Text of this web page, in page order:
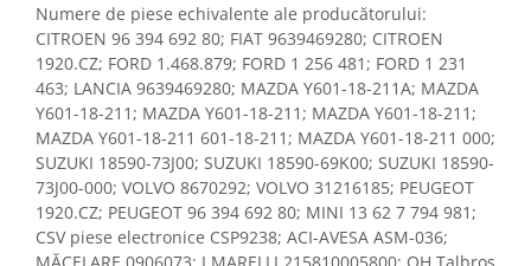
Numere de piese echivalente ale producătorului:
CITROEN 96 394 692 80; FIAT 9639469280; CITROEN
1920.CZ; FORD 1.468.879; FORD 1 256 481; FORD 1 231
463; LANCIA 9639469280; MAZDA Y601-18-211A; MAZDA
Y601-18-211; MAZDA Y601-18-211; MAZDA Y601-18-211;
MAZDA Y601-18-211 601-18-211; MAZDA Y601-18-211 000;
SUZUKI 18590-73J00; SUZUKI 18590-69K00; SUZUKI 18590-
73J00-000; VOLVO 8670292; VOLVO 31216185; PEUGEOT
1920.CZ; PEUGEOT 96 394 692 80; MINI 13 62 7 794 981;
CSV piese electronice CSP9238; ACI-AVESA ASM-036;